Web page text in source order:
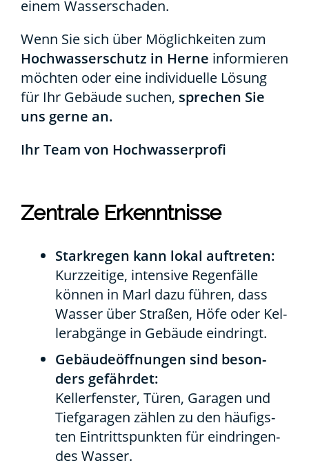
einem Was­ser­scha­den.
Wenn Sie sich über Mög­lich­kei­ten zum
Hoch­was­ser­schutz in Her­ne infor­mie­ren
möch­ten oder eine indi­vi­du­el­le Lösung
für Ihr Gebäu­de suchen, spre­chen Sie
uns ger­ne an.
Ihr Team von Hoch­was­ser­pro­fi
Zen­tra­le Erkennt­nis­se
Stark­re­gen kann lokal auf­tre­ten:
Kurz­zei­ti­ge, inten­si­ve Regen­fäl­le
kön­nen in Marl dazu füh­ren, dass
Was­ser über Stra­ßen, Höfe oder Kel­
ler­ab­gän­ge in Gebäu­de ein­dringt.
Gebäu­de­öff­nun­gen sind beson­
ders gefähr­det:
Kel­ler­fens­ter, Türen, Gara­gen und
Tief­ga­ra­gen zäh­len zu den häu­figs­
ten Ein­tritts­punk­ten für ein­drin­gen­
des Was­ser.